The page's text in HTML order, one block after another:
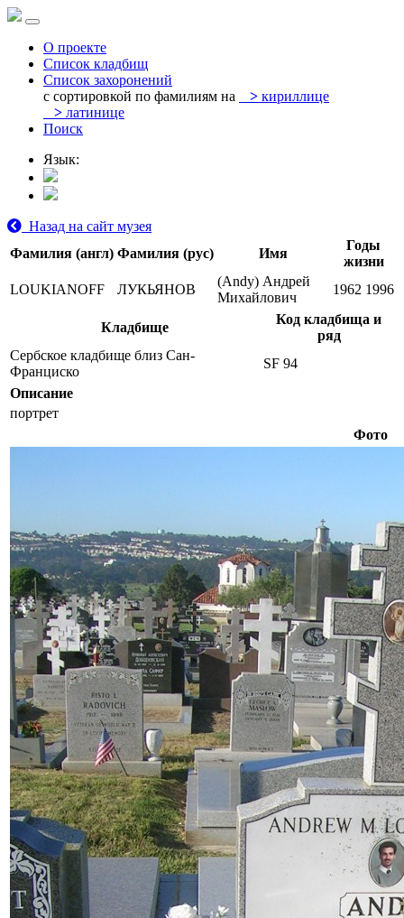
О проекте
Список кладбищ
Список захоронений
с сортировкой по фамилиям на
> кириллице
> латинице
Поиск
Язык:
Назад на сайт музея
Фамилия (англ) Фамилия (рус) Имя
Годы
жизни
LOUKIANOFF
ЛУКЬЯНОВ
(Andy) Андрей
Михайлович
1962 1996
Кладбище
Код кладбища и
ряд
Сербское кладбище близ Сан-
Франциско
SF 94
Описание
портрет
Фото